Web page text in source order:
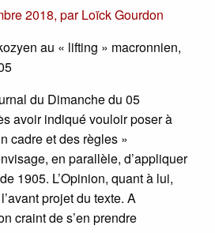
2018, parLoïck Gourdon
au « lifting » macronnien,
du Dimanche du 05
avoir indiqué vouloir poser à
cadre et des règles »
en parallèle, d’appliquer
1905. L’Opinion, quant à lui,
projet du texte. A
craint de s’en prendre